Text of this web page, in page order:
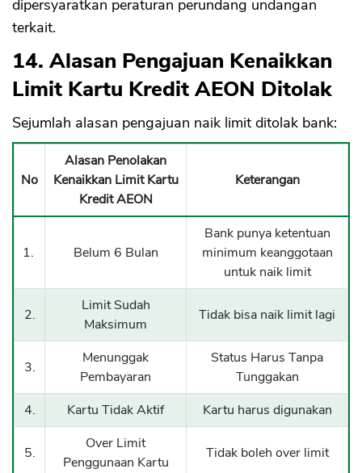
dipersyaratkan peraturan perundang undangan
terkait.
14. Alasan Pengajuan Kenaikkan
Limit Kartu Kredit AEON Ditolak
Sejumlah alasan pengajuan naik limit ditolak bank:
No
Alasan Penolakan
Kenaikkan Limit Kartu
Kredit AEON
Keterangan
1. Belum 6 Bulan
Bank punya ketentuan
minimum keanggotaan
untuk naik limit
2.
Limit Sudah
Maksimum
Tidak bisa naik limit lagi
3.
Menunggak
Pembayaran
Status Harus Tanpa
Tunggakan
4.
Kartu Tidak Aktif Kartu harus digunakan
5.
Over Limit
Penggunaan Kartu
Tidak boleh over limit